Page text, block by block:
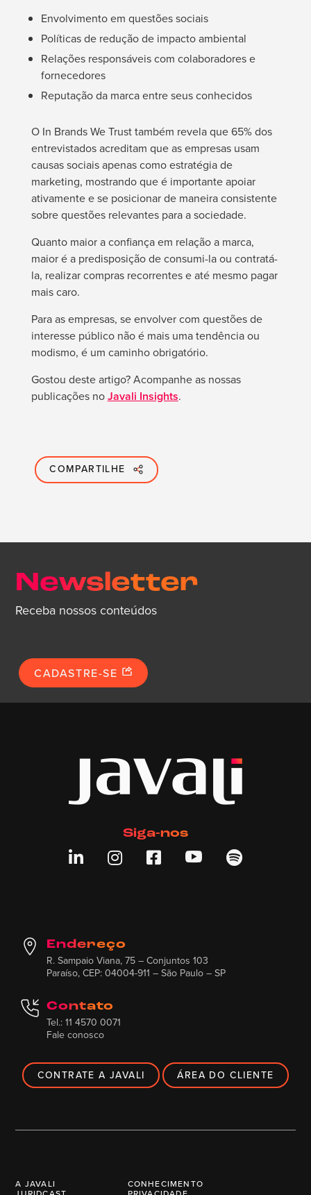
Envolvimento em questões sociais
Políticas de redução de impacto ambiental
Relações responsáveis com colaboradores e
fornecedores
Reputação da marca entre seus conhecidos
O In Brands We Trusttambém revela que 65% dos
entrevistados acreditam que as empresas usam
causas sociais apenas como estratégia de
marketing, mostrando que é importante apoiar
ativamente e se posicionar de maneira consistente
sobre questões relevantes para a sociedade.
Quanto maior a confiança em relação a marca,
maior é a predisposição de consumi-la ou contratá-
la, realizar compras recorrentes e até mesmo pagar
mais caro.
Para as empresas, se envolver com questões de
interesse público não é mais uma tendência ou
modismo, é um caminho obrigatório.
Gostou deste artigo? Acompanhe as nossas
publicações noJavali Insights.
COMPARTILHE
Newsletter
Receba nossos conteúdos
CADASTRE-SE
Siga-nos
    
Endereço
R. Sampaio Viana, 75 – Conjuntos 103
Paraíso, CEP: 04004-911 – São Paulo – SP
Contato
Tel.: 11 4570 0071
Fale conosco
CONTRATE A JAVALI ÁREA DO CLIENTE
A JAVALI CONHECIMENTO